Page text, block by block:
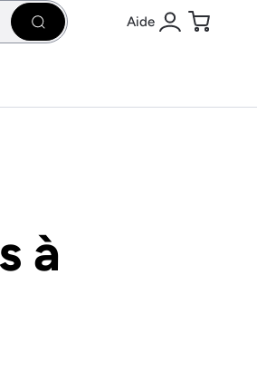
Rechercher Aide
Se connecter
Panier
à